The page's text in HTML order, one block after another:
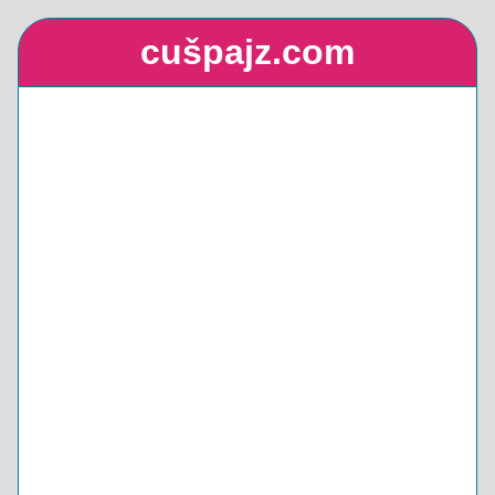
cušpajz.com